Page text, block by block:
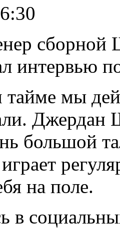
интервью
мы
большой
на поле.
в